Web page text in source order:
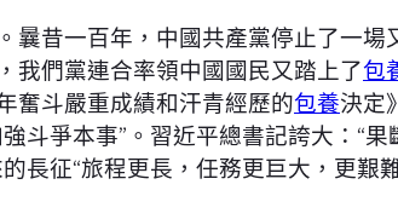
曩昔一百年，中國共產黨停止了一
我們黨連合率領中國國民又踏上了包
奮斗嚴重成績和汗青經歷的包養決定
斗爭本事”。習近平總書記誇大：“
長征“旅程更長，任務更巨大，更